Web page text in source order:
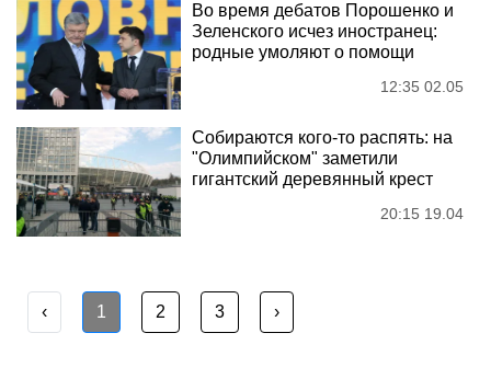
Во время дебатов Порошенко и
Зеленского исчез иностранец:
родные умоляют о помощи
12:35 02.05
Собираются кого-то распять: на
"Олимпийском" заметили
гигантский деревянный крест
20:15 19.04
‹ 1 2 3 ›